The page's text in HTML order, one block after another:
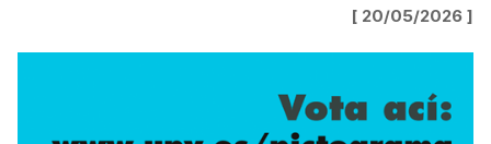
[ 20/05/2026 ]